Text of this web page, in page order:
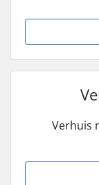
Verhuis